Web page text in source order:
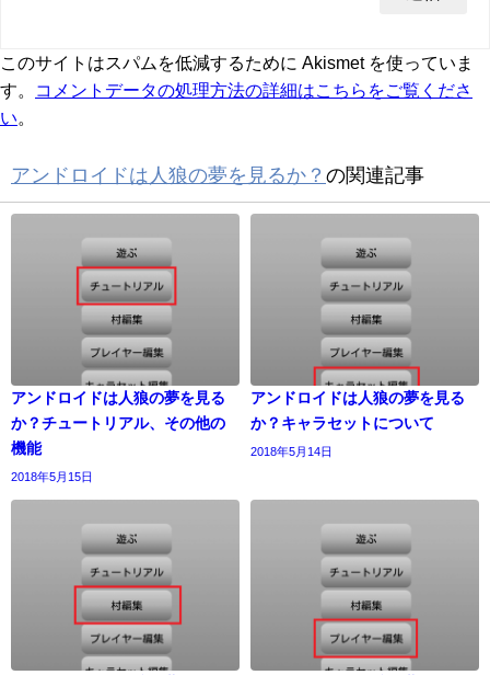
このサイトはスパムを低減するために Akismet を使っていま
す。
コメントデータの処理方法の詳細はこちらをご覧くださ
い
アンドロイドは人狼の夢を見るか？ の関連記事
アンドロイドは人狼の夢を見る
か？チュートリアル、その他の
機能
2018年5月15日
アンドロイドは人狼の夢を見る
か？キャラセットについて
2018年5月14日